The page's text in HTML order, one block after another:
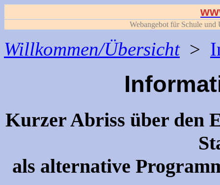
Webangebot für Schule
Willkommen/Übersicht>
Kurzer Abriss über den
als alternative